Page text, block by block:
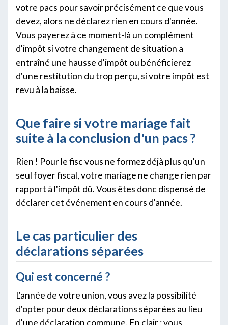
votre pacs pour savoir précisément ce que vous
devez, alors ne déclarez rien en cours d'année.
Vous payerez à ce moment-là un complément
d'impôt si votre changement de situation a
entraîné une hausse d'impôt ou bénéficierez
d'une restitution du trop perçu, si votre impôt est
revu à la baisse.
Que faire si votre mariage fait
suite à la conclusion d'un pacs ?
Rien ! Pour le fisc vous ne formez déjà plus qu'un
seul foyer fiscal, votre mariage ne change rien par
rapport à l'impôt dû. Vous êtes donc dispensé de
déclarer cet événement en cours d'année.
Le cas particulier des
déclarations séparées
Qui est concerné ?
L'année de votre union, vous avez la possibilité
d'opter pour deux déclarations séparées au lieu
d'une déclaration commune. En clair : vous